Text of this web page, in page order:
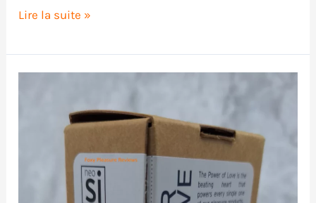
Critique
Liebe
Lire la suite »